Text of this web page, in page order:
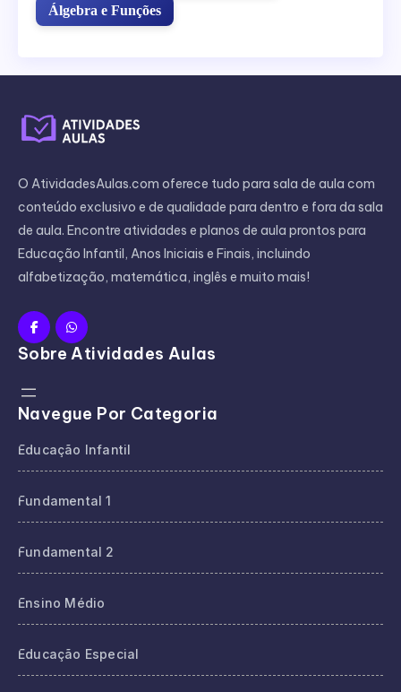
Álgebra e Funções
O AtividadesAulas.com oferece tudo para sala de aula com
conteúdo exclusivo e de qualidade para dentro e fora da sala
de aula. Encontre atividades e planos de aula prontos para
Educação Infantil, Anos Iniciais e Finais, incluindo
alfabetização, matemática, inglês e muito mais!
Sobre Atividades Aulas
Navegue Por Categoria
Educação Infantil
Fundamental 1
Fundamental 2
Ensino Médio
Educação Especial